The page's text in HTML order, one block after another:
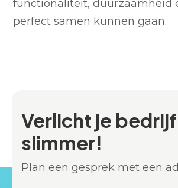
functionaliteit, duurzaamheid
perfect samen kunnen gaan.
Verlicht je bedrijf
slimmer!
Plan een gesprek met een